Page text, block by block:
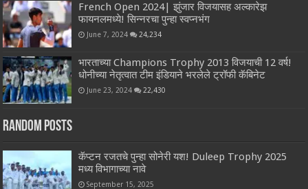
French Open 2024| झुंजार विजयासह अल्कारेझ
फायनलमध्ये! सिन्नरचा पुन्हा स्वप्नभंग
June 7, 2024 24,234
भारताच्या Champions Trophy 2013 विजयाची 12 वर्ष!
धोनीच्या नेतृत्वात टीम इंडियाने भरलेले ट्रॉफी कॅबिनेट
June 23, 2024 22,430
Random Posts
कॅप्टन रजतचे पुन्हा सोनेरी यश! Duleep Trophy 2025
मध्य विभागाच्या नावे
September 15, 2025